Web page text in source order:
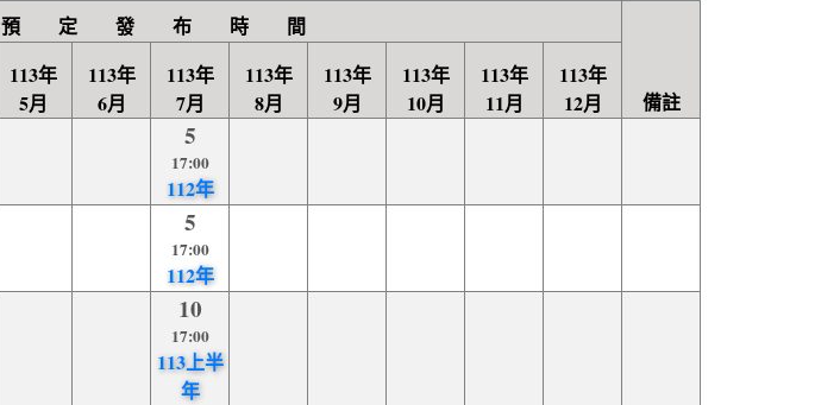
預 定 發 布 時 間
備註
113年
5月
113年
6月
113年
7月
113年
8月
113年
9月
113年
10月
113年
11月
113年
12月
5
17:00
112年
5
17:00
112年
10
17:00
113上半
年